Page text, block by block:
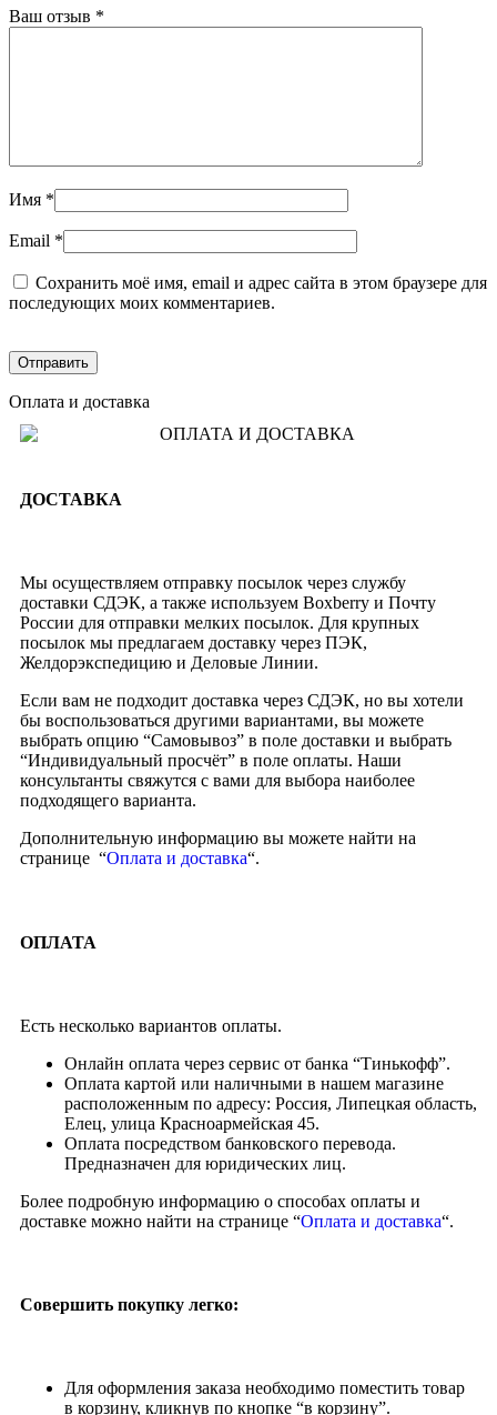
Ваш отзыв *
Имя *
Email *
Сохранить моё имя, email и адрес сайта в этом браузере для
последующих моих комментариев.
Оплата и доставка
ДОСТАВКА
Мы осуществляем отправку посылок через службу
доставки СДЭК, а также используем Boxberry и Почту
России для отправки мелких посылок. Для крупных
посылок мы предлагаем доставку через ПЭК,
Желдорэкспедицию и Деловые Линии.
Если вам не подходит доставка через СДЭК, но вы хотели
бы воспользоваться другими вариантами, вы можете
выбрать опцию “Самовывоз” в поле доставки и выбрать
“Индивидуальный просчёт” в поле оплаты. Наши
консультанты свяжутся с вами для выбора наиболее
подходящего варианта.
Дополнительную информацию вы можете найти на
странице “Оплата и доставка“.
ОПЛАТА
Есть несколько вариантов оплаты.
Онлайн оплата через сервис от банка “Тинькофф”.
Оплата картой или наличными в нашем магазине
расположенным по адресу: Россия, Липецкая область,
Елец, улица Красноармейская 45.
Оплата посредством банковского перевода.
Предназначен для юридических лиц.
Более подробную информацию о способах оплаты и
доставке можно найти на странице “Оплата и доставка“.
Совершить покупку легко:
Для оформления заказа необходимо поместить товар
в корзину, кликнув по кнопке “в корзину”.